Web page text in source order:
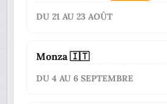
DU 21 AU 23 AOÛT
Monza 🇮🇹
DU 4 AU 6 SEPTEMBRE